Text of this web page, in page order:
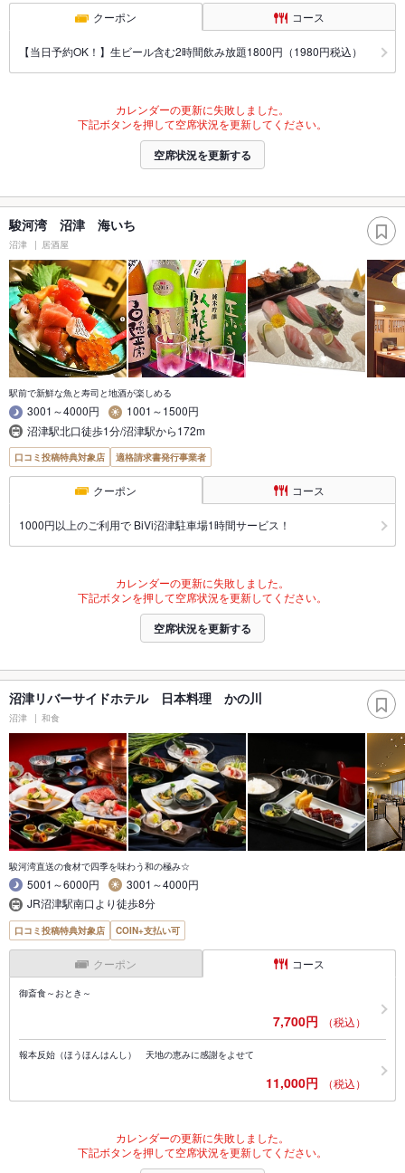
クーポン コース
【当日予約OK！】生ビール含む2時間飲み放題1800円（1980円税込）
カレンダーの更新に失敗しました。
下記ボタンを押して空席状況を更新してください。
空席状況を更新する
駿河湾 沼津 海いち
沼津 居酒屋
駅前で新鮮な魚と寿司と地酒が楽しめる
3001～4000円
1001～1500円
沼津駅北口徒歩1分/沼津駅から172m
口コミ投稿特典対象店 適格請求書発行事業者
クーポン コース
1000円以上のご利用で BiVi沼津駐車場1時間サービス！
カレンダーの更新に失敗しました。
下記ボタンを押して空席状況を更新してください。
空席状況を更新する
沼津リバーサイドホテル 日本料理 かの川
沼津 和食
駿河湾直送の食材で四季を味わう和の極み☆
5001～6000円
3001～4000円
JR沼津駅南口より徒歩8分
口コミ投稿特典対象店 COIN+支払い可
クーポン コース
御斎食～おとき～
7,700円 （税込）
報本反始（ほうほんはんし） 天地の恵みに感謝をよせて
11,000円 （税込）
カレンダーの更新に失敗しました。
下記ボタンを押して空席状況を更新してください。